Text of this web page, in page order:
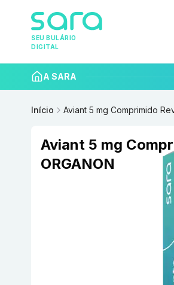
SEU BULÁRIO
DIGITAL
A SARA
Início Aviant 5 mg Comprimido
Aviant 5 mg
ORGANON